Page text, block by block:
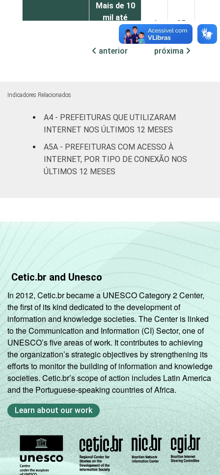
Mais de 10
mil até
100 mil
habitantes
4 95 1
habitantes
500 mil
habitantes
0
Pesquisa sobre o uso das tecnologias de
anterior próxima
Indicadores Relacionados
A4 - PREFEITURAS QUE UTILIZARAM
INTERNET NOS ÚLTIMOS 12 MESES
A5A - PREFEITURAS COM ACESSO À
INTERNET, POR TIPO DE CONEXÃO NOS
ÚLTIMOS 12 MESES
Cetic.br and Unesco
In 2012, Cetic.br became a UNESCO Category 2 Center,
the first of its kind dedicated to the development of
information and knowledge societies. The Center is linked
to the Communication and Information (CI) Sector, one of
UNESCO’s five areas of work. It contributes to achieving
the organization’s strategic objectives by strengthening its
efforts to monitor the building of information and knowledge
societies. Cetic.br’s scope of action includes Latin America
and the Portuguese-speaking countries of Africa.
Learn about our work